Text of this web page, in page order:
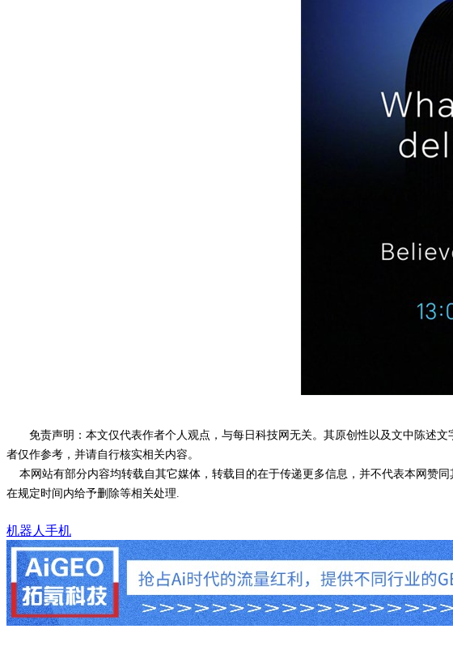
免责声明：本文仅代表作者个人观点，与每日科技网无关。其原创性以及文中陈述
者仅作参考，并请自行核实相关内容。
本网站有部分内容均转载自其它媒体，转载目的在于传递更多信息，并不代表本网赞
在规定时间内给予删除等相关处理.
机器人手机